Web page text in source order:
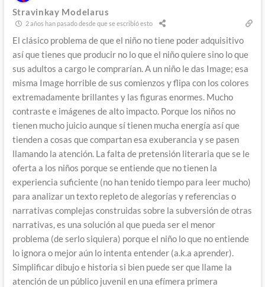
Stravinkay Modelarus
2 años han pasado desde que se escribió esto
El clásico problema de que el niño no tiene poder adquisitivo
así que tienes que producir no lo que el niño quiere sino lo que
sus adultos a cargo le comprarían. A un niño le das Image; esa
misma Image horrible de sus comienzos y flipa con los colores
extremadamente brillantes y las figuras enormes. Mucho
contraste e imágenes de alto impacto. Porque los niños no
tienen mucho juicio aunque sí tienen mucha energía así que
tienden a cosas que compartan esa exuberancia y se pasen
llamando la atención. La falta de pretensión literaria que se le
oferta a los niños porque se entiende que no tienen la
experiencia suficiente (no han tenido tiempo para leer mucho)
para analizar un texto repleto de alegorías y referencias o
narrativas complejas construidas sobre la subversión de otras
narrativas, es una solución al que pueda ser el menor
problema (de serlo siquiera) porque el niño lo que no entiende
lo ignora o mejor aún lo intenta entender (a.k.a aprender).
Simplificar dibujo e historia si bien puede ser que llame la
atención de un público juvenil en una efímera primera